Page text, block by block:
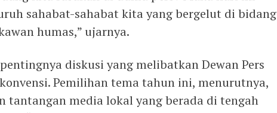
sahabat-sahabat kita yang bergelut di bidang
humas,” ujarnya.
diskusi yang melibatkan Dewan Pers
Pemilihan tema tahun ini, menurutnya,
tantangan media lokal yang berada di tengah